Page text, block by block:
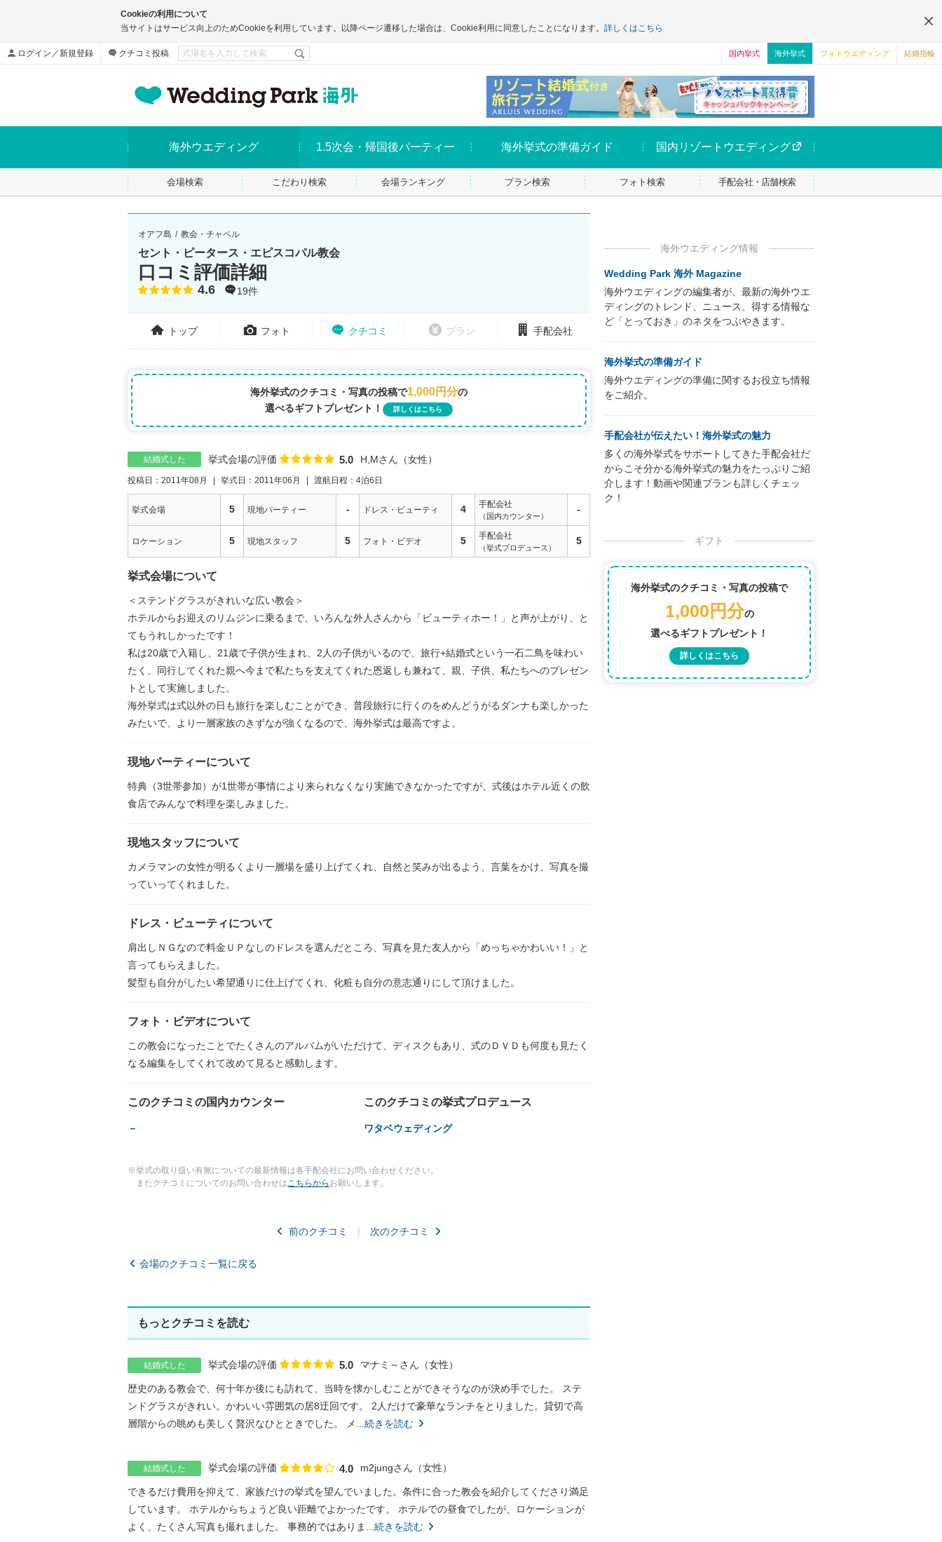
Cookieの利用について
当サイトはサービス向上のためCookieを利用しています。以降ページ遷移した場合は、Cookie利用に同意したことになります。 詳しくはこちら
ログイン／新規登録 クチコミ投稿 国内挙式 海外挙式 フォトウエディング 結婚指輪
海外ウエディング 1.5次会・帰国後パーティー 海外挙式の準備ガイド 国内リゾートウエディング
会場検索 こだわり検索 会場ランキング プラン検索 フォト検索 手配会社・店舗検索
オアフ島 教会・チャペル
セント・ピータース・エピスコパル教会
口コミ評価詳細
点数
4.6 19件
トップ フォト クチコミ プラン 手配会社
海外挙式のクチコミ・写真の投稿で1,000円分の
選べるギフトプレゼント！
詳しくはこちら
結婚式した 挙式会場の評価 点数
5.0 H,Mさん 女性
投稿日：2011年08月 挙式日：2011年06月 渡航日程：4泊6日
挙式会場 5 現地パーティー - ドレス・ビューティ 4 手配会社
（国内カウンター）
-
ロケーション 5 現地スタッフ 5 フォト・ビデオ 5 手配会社
（挙式プロデュース）
5
挙式会場について
＜ステンドグラスがきれいな広い教会＞
ホテルからお迎えのリムジンに乗るまで、いろんな外人さんから「ビューティホー！」と声が上がり、と
てもうれしかったです！
私は20歳で入籍し、21歳で子供が生まれ、2人の子供がいるので、旅行+結婚式という一石二鳥を味わい
たく、同行してくれた親へ今まで私たちを支えてくれた恩返しも兼ねて、親、子供、私たちへのプレゼン
トとして実施しました。
海外挙式は式以外の日も旅行を楽しむことができ、普段旅行に行くのをめんどうがるダンナも楽しかった
みたいで、より一層家族のきずなが強くなるので、海外挙式は最高ですよ。
現地パーティーについて
特典（3世帯参加）が1世帯が事情により来られなくなり実施できなかったですが、式後はホテル近くの飲
食店でみんなで料理を楽しみました。
現地スタッフについて
カメラマンの女性が明るくより一層場を盛り上げてくれ、自然と笑みが出るよう、言葉をかけ、写真を撮
っていってくれました。
ドレス・ビューティについて
肩出しＮＧなので料金ＵＰなしのドレスを選んだところ、写真を見た友人から「めっちゃかわいい！」と
言ってもらえました。
髪型も自分がしたい希望通りに仕上げてくれ、化粧も自分の意志通りにして頂けました。
フォト・ビデオについて
この教会になったことでたくさんのアルバムがいただけて、ディスクもあり、式のＤＶＤも何度も見たく
なる編集をしてくれて改めて見ると感動します。
このクチコミの国内カウンター
－
このクチコミの挙式プロデュース
ワタベウェディング
※挙式の取り扱い有無についての最新情報は各手配会社にお問い合わせください。
またクチコミについてのお問い合わせはこちらから お願いします。
前のクチコミ 次のクチコミ
会場のクチコミ一覧に戻る
もっとクチコミを読む
結婚式した 挙式会場の評価 点数
5.0 マナミ～さん 女性
歴史のある教会で、何十年か後にも訪れて、当時を懐かしむことができそうなのが決め手でした。 ステ
ンドグラスがきれい。かわいい雰囲気の居8迂回です。 2人だけで豪華なランチをとりました。貸切で高
層階からの眺めも美しく贅沢なひとときでした。 メ... 続きを読む
結婚式した 挙式会場の評価 点数
4.0 m2jungさん 女性
できるだけ費用を抑えて、家族だけの挙式を望んでいました。条件に合った教会を紹介してくださり満足
しています。 ホテルからちょうど良い距離でよかったです。 ホテルでの昼食でしたが、ロケーションが
よく、たくさん写真も撮れました。 事務的ではありま... 続きを読む
海外ウエディング情報
Wedding Park 海外 Magazine
海外ウエディングの編集者が、最新の海外ウエ
ディングのトレンド、ニュース、得する情報な
ど「とっておき」のネタをつぶやきます。
海外挙式の準備ガイド
海外ウエディングの準備に関するお役立ち情報
をご紹介。
手配会社が伝えたい！海外挙式の魅力
多くの海外挙式をサポートしてきた手配会社だ
からこそ分かる海外挙式の魅力をたっぷりご紹
介します！動画や関連プランも詳しくチェッ
ク！
ギフト
海外挙式のクチコミ・写真の投稿で
1,000円分の
選べるギフトプレゼント！
詳しくはこちら